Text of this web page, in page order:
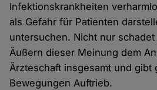
Infektionskrankheiten
als Gefahr für Patienten
untersuchen. Nicht nur
Äußern dieser Meinung dem
Ärzteschaft insgesamt und gibt
Bewegungen Auftrieb.